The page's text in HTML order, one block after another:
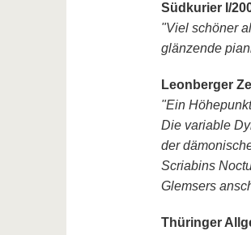
Südkurier I/
"Viel schöner
glänzende
Leonberger
"Ein
Die variable
der
Scriabins
Glemsers
Thüringer